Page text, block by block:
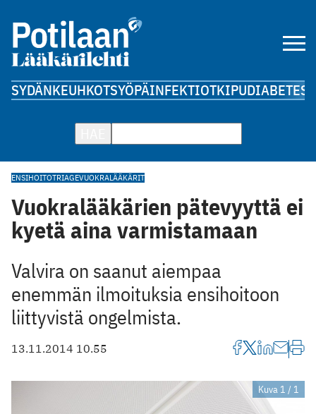
SYDÄNKEUHKOTSYÖPÄINFEKTIOTKIPUDIABETES
ENSIHOITOTRIAGEVUOKRALÄÄKÄRIT
Vuokralääkärien pätevyyttä ei
kyetä aina varmistamaan
Valvira on saanut aiempaa
enemmän ilmoituksia ensihoitoon
liittyvistä ongelmista.
13.11.2014 10.55
Kuva 1 / 1